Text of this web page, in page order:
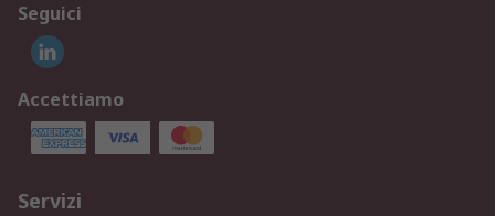
Seguici
Accettiamo
Servizi